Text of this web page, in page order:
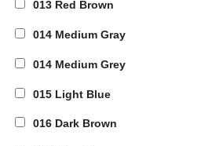
013 Red Brown
014 Medium Gray
014 Medium Grey
015 Light Blue
016 Dark Brown